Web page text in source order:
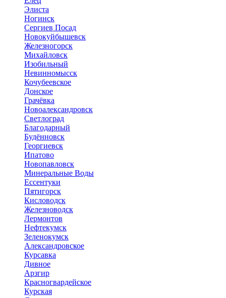
Элиста
Ногинск
Сергиев Посад
Новокуйбышевск
Железногорск
Михайловск
Изобильный
Невинномысск
Кочубеевское
Донское
Грачёвка
Новоалександровск
Светлоград
Благодарный
Будённовск
Георгиевск
Ипатово
Новопавловск
Минеральные Воды
Ессентуки
Пятигорск
Кисловодск
Железноводск
Лермонтов
Нефтекумск
Зеленокумск
Александровское
Курсавка
Дивное
Арзгир
Красногвардейское
Курская